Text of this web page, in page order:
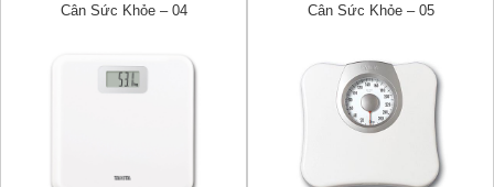
Cân Sức Khỏe – 04 Cân Sức Khỏe – 05